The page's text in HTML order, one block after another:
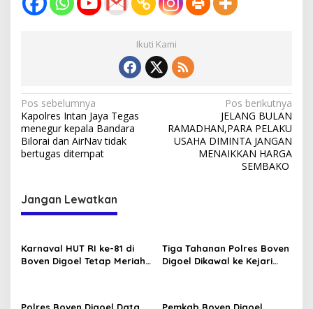
Ikuti Kami
Navigasi
pos
Pos sebelumnya
Kapolres Intan Jaya Tegas
menegur kepala Bandara
Bilorai dan AirNav tidak
bertugas ditempat
Pos berikutnya
JELANG BULAN
RAMADHAN,PARA PELAKU
USAHA DIMINTA JANGAN
MENAIKKAN HARGA
SEMBAKO
Jangan Lewatkan
Karnaval HUT RI ke-81 di
Boven Digoel Tetap Meriah
Tiga Tahanan Polres Boven
Digoel Dikawal ke Kejari
Polres Boven Digoel Data
Pemkab Boven Digoel